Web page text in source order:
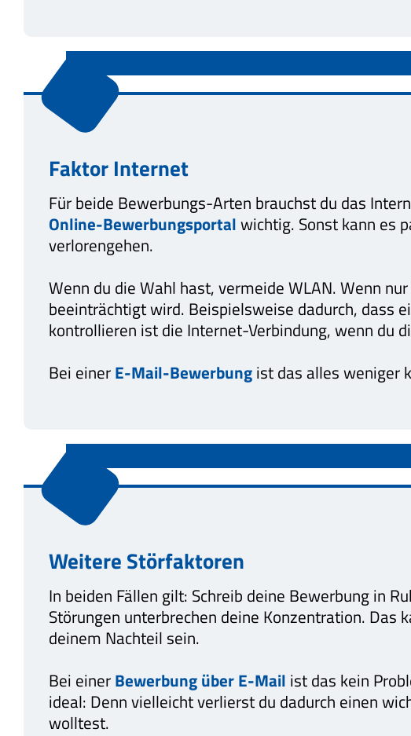
Faktor Internet
Für beide Bewerbungs-Arten brauchst du das
Online-Bewerbungsportalwichtig. Sonst kann es
verlorengehen.
Wenn du die Wahl hast, vermeide WLAN. Wenn
beeinträchtigt wird. Beispielsweise dadurch, dass
kontrollieren ist die Internet-Verbindung, wenn du
Bei einerE-Mail-Bewerbungist das alles weniger
Weitere Störfaktoren
In beiden Fällen gilt: Schreib deine Bewerbung in
Störungen unterbrechen deine Konzentration.
deinem Nachteil sein.
Bei einerBewerbung über E-Mail ist das kein
ideal: Denn vielleicht verlierst du dadurch einen
wolltest.